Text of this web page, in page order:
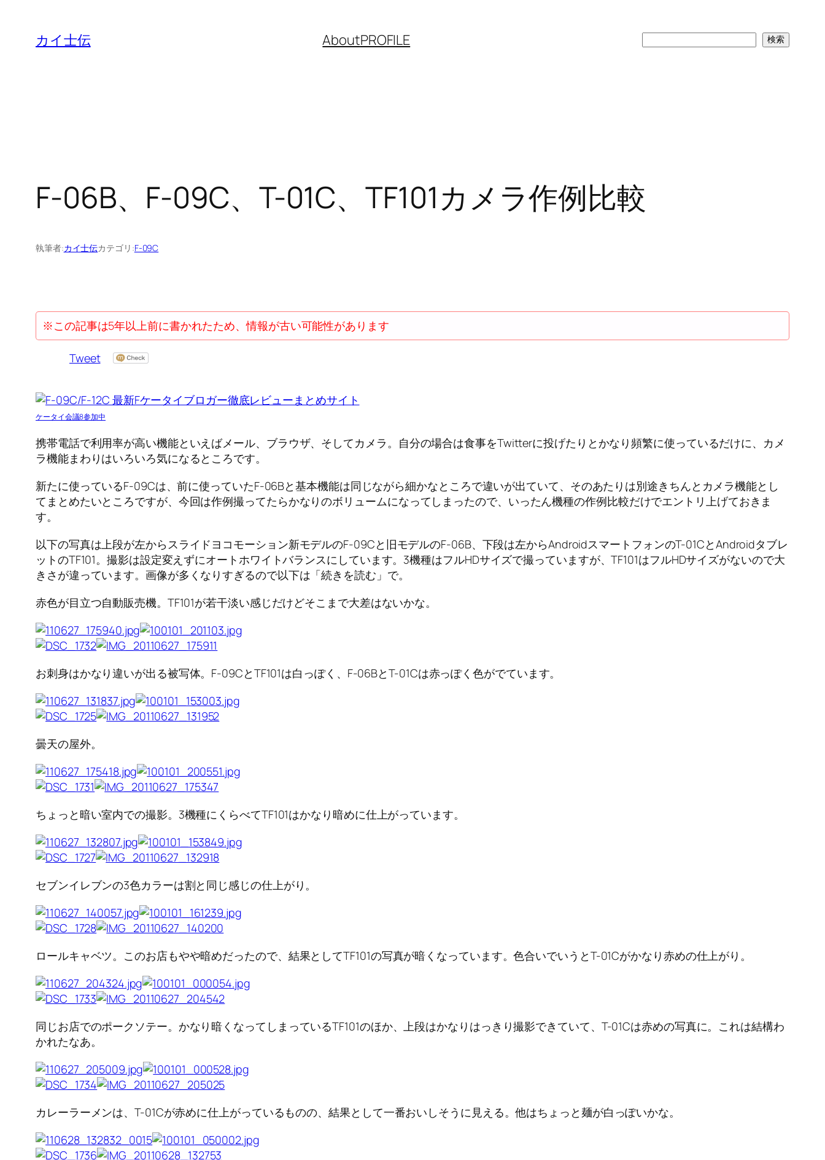
カイ士伝 AboutPROFILE 検索
F-06B、F-09C、T-01C、TF101カメラ作例比較
執筆者:カイ士伝カテゴリ:F-09C
※この記事は5年以上前に書かれたため、情報が古い可能性があります
Tweet
ケータイ会議8参加中
携帯電話で利用率が高い機能といえばメール、ブラウザ、そしてカメラ。自分の場合は食事をTwitterに投げたりとかなり頻繁に使っているだけに、カメ
ラ機能まわりはいろいろ気になるところです。
新たに使っているF-09Cは、前に使っていたF-06Bと基本機能は同じながら細かなところで違いが出ていて、そのあたりは別途きちんとカメラ機能とし
てまとめたいところですが、今回は作例撮ってたらかなりのボリュームになってしまったので、いったん機種の作例比較だけでエントリ上げておきま
す。
以下の写真は上段が左からスライドヨコモーション新モデルのF-09Cと旧モデルのF-06B、下段は左からAndroidスマートフォンのT-01CとAndroidタブレ
ットのTF101。撮影は設定変えずにオートホワイトバランスにしています。3機種はフルHDサイズで撮っていますが、TF101はフルHDサイズがないので大
きさが違っています。画像が多くなりすぎるので以下は「続きを読む」で。
赤色が目立つ自動販売機。TF101が若干淡い感じだけどそこまで大差はないかな。
お刺身はかなり違いが出る被写体。F-09CとTF101は白っぽく、F-06BとT-01Cは赤っぽく色がでています。
曇天の屋外。
ちょっと暗い室内での撮影。3機種にくらべてTF101はかなり暗めに仕上がっています。
セブンイレブンの3色カラーは割と同じ感じの仕上がり。
ロールキャベツ。このお店もやや暗めだったので、結果としてTF101の写真が暗くなっています。色合いでいうとT-01Cがかなり赤めの仕上がり。
同じお店でのポークソテー。かなり暗くなってしまっているTF101のほか、上段はかなりはっきり撮影できていて、T-01Cは赤めの写真に。これは結構わ
かれたなあ。
カレーラーメンは、T-01Cが赤めに仕上がっているものの、結果として一番おいしそうに見える。他はちょっと麺が白っぽいかな。